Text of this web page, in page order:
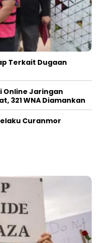
Terkait Dugaan
Online Jaringan
321 WNA Diamankan
Curanmor